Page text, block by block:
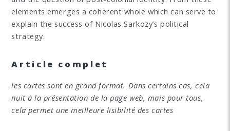
elements emerges a coherent whole which can serve to
explain the success of Nicolas Sarkozy’s political
strategy.
Article complet
les cartes sont en grand format. Dans certains cas, cela
nuit à la présentation de la page web, mais pour tous,
cela permet une meilleure lisibilité des cartes